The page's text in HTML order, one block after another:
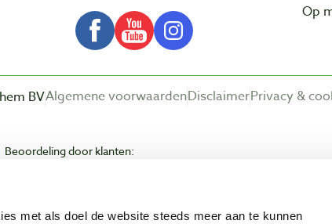
met als doel de website steeds meer aan te kunnen
Op
Algemene voorwaardenDisclaimerPrivacy &
BV
Beoordeling door klanten: